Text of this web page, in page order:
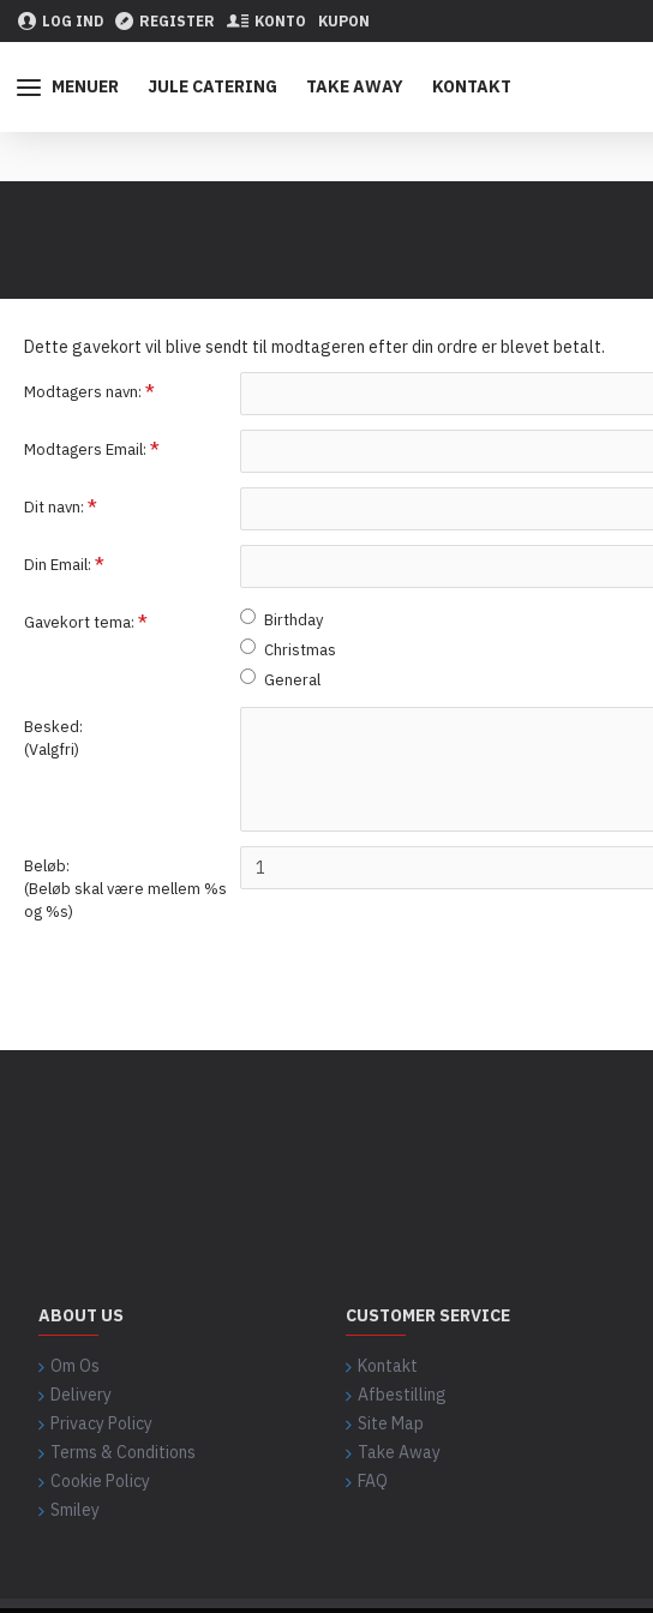
LOG IND REGISTER KONTO KUPON
MENUER JULE CATERING TAKE AWAY KONTAKT
Dette gavekort vil blive sendt til modtageren efter din ordre er blevet betalt.
Modtagers navn:
Modtagers Email:
Dit navn:
Din Email:
Gavekort tema:
Birthday
Christmas
General
Besked:
(Valgfri)
Beløb:
(Beløb skal være mellem %s
og %s)
ABOUT US
Om Os
Delivery
Privacy Policy
Terms & Conditions
Cookie Policy
Smiley
CUSTOMER SERVICE
Kontakt
Afbestilling
Site Map
Take Away
FAQ